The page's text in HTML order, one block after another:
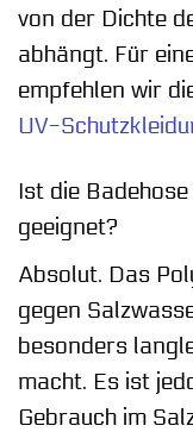
von der Dichte
abhängt. Für
empfehlen wir
UV-
Ist die
geeignet?
Absolut. Das
gegen
besonders
macht. Es ist
Gebrauch im